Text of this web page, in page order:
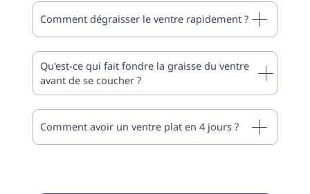
Comment dégraisser le ventre rapidement ?
Qu'est-ce qui fait fondre la graisse du ventre
avant de se coucher ?
Comment avoir un ventre plat en 4 jours ?